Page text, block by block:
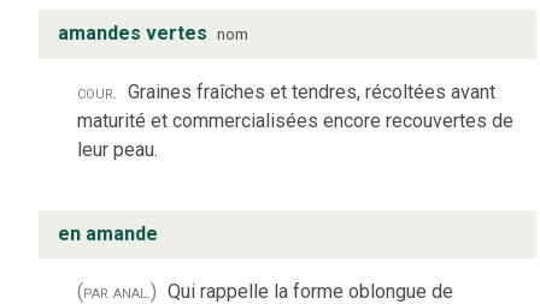
amandes vertes nom
cour. Graines fraîches et tendres, récoltées avant
maturité et commercialisées encore recouvertes de
leur peau.
en amande
(par anal.) Qui rappelle la forme oblongue de